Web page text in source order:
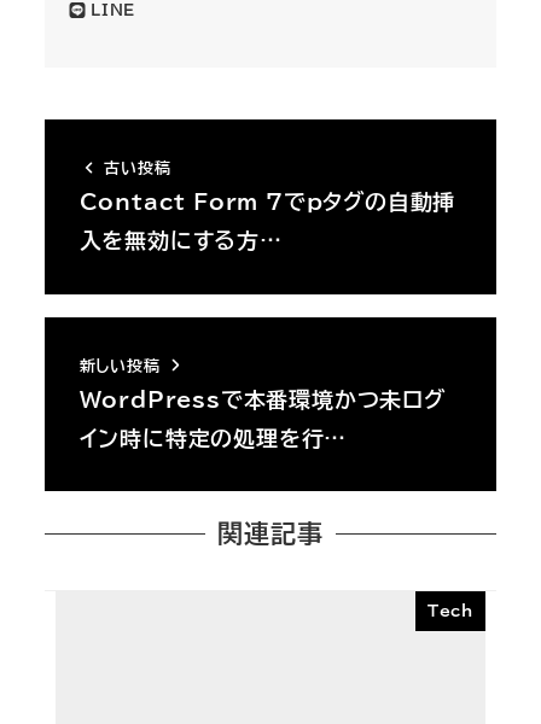
LINE
古い投稿
Contact Form 7でpタグの自動挿
入を無効にする方…
新しい投稿
WordPressで本番環境かつ未ログ
イン時に特定の処理を行…
関連記事
Tech